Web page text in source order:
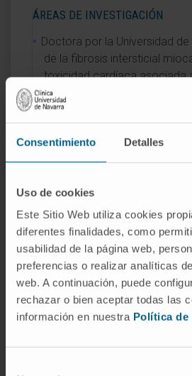
Consentimiento Detalles
Uso de cookies
Este Sitio Web utiliza cookies
diferentes finalidades, como
usabilidad de la página web,
preferencias o realizar analíticas
web. A continuación, puede
rechazar o bien aceptar todas las
información en nuestra Política de
ÁREAS DE INVESTIGACIÓN
Doctora por la Universidad de
de la fibrosis intersticial
toxicidad cardíaca asociada
cáncer de mama (2024).
Colaboradora en ensayos
de la cardio-oncología.
Autora de varios capítulos
en Miocardiopatías familiares
ÁREAS DE INTERÉS
Imagen cardíaca.
Imagen cardíaca en
estructural.
Cardio-oncología.